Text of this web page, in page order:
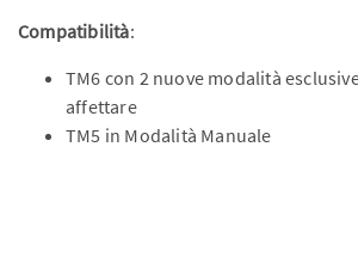
Compatibilità:
TM6 con 2 nuove modalità
affettare
TM5 in Modalità Manuale